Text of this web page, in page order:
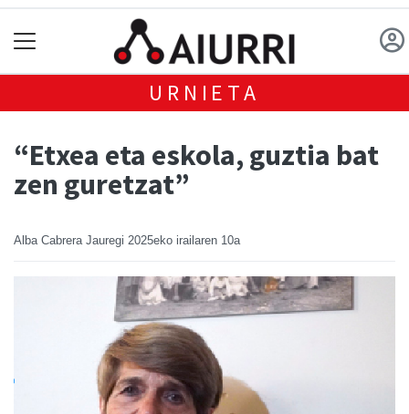
URNIETA
“Etxea eta eskola, guztia bat
zen guretzat”
Alba Cabrera Jauregi 2025eko irailaren 10a